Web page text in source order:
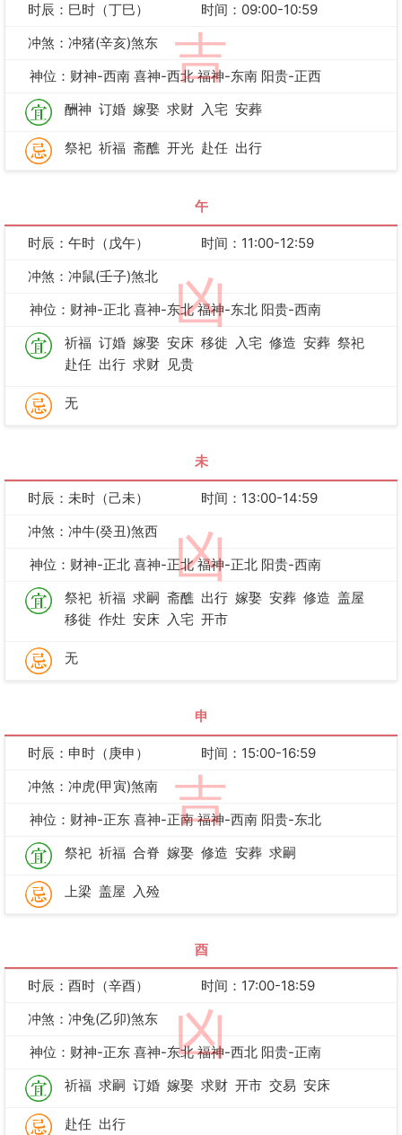
吉
时辰：巳时（丁巳）
时间：09:00-10:59
冲煞：冲猪(辛亥)煞东
神位：财神-西南 喜神-西北 福神-东南 阳贵-正西
酬神 订婚 嫁娶 求财 入宅 安葬
祭祀 祈福 斋醮 开光 赴任 出行
午
凶
时辰：午时（戊午）
时间：11:00-12:59
冲煞：冲鼠(壬子)煞北
神位：财神-正北 喜神-东北 福神-东北 阳贵-西南
祈福 订婚 嫁娶 安床 移徙 入宅 修造 安葬 祭祀
赴任 出行 求财 见贵
无
未
凶
时辰：未时（己未）
时间：13:00-14:59
冲煞：冲牛(癸丑)煞西
神位：财神-正北 喜神-正北 福神-正北 阳贵-西南
祭祀 祈福 求嗣 斋醮 出行 嫁娶 安葬 修造 盖屋
移徙 作灶 安床 入宅 开市
无
申
吉
时辰：申时（庚申）
时间：15:00-16:59
冲煞：冲虎(甲寅)煞南
神位：财神-正东 喜神-正南 福神-西南 阳贵-东北
祭祀 祈福 合脊 嫁娶 修造 安葬 求嗣
上梁 盖屋 入殓
酉
凶
时辰：酉时（辛酉）
时间：17:00-18:59
冲煞：冲兔(乙卯)煞东
神位：财神-正东 喜神-东北 福神-西北 阳贵-正南
祈福 求嗣 订婚 嫁娶 求财 开市 交易 安床
赴任 出行